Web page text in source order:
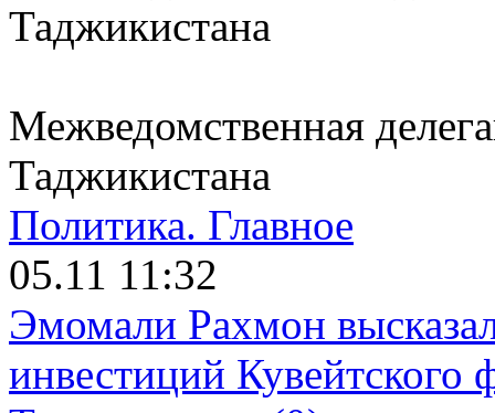
Межведомственная
Таджикистана
Политика. Главное
05.11 11:32
Эмомали Рахмон
инвестиций Кувейтского